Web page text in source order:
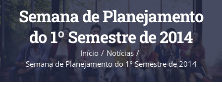
Semana de Planejamento
do 1º Semestre de 2014
Início
Notícias
Semana de Planejamento do 1º Semestre de 2014